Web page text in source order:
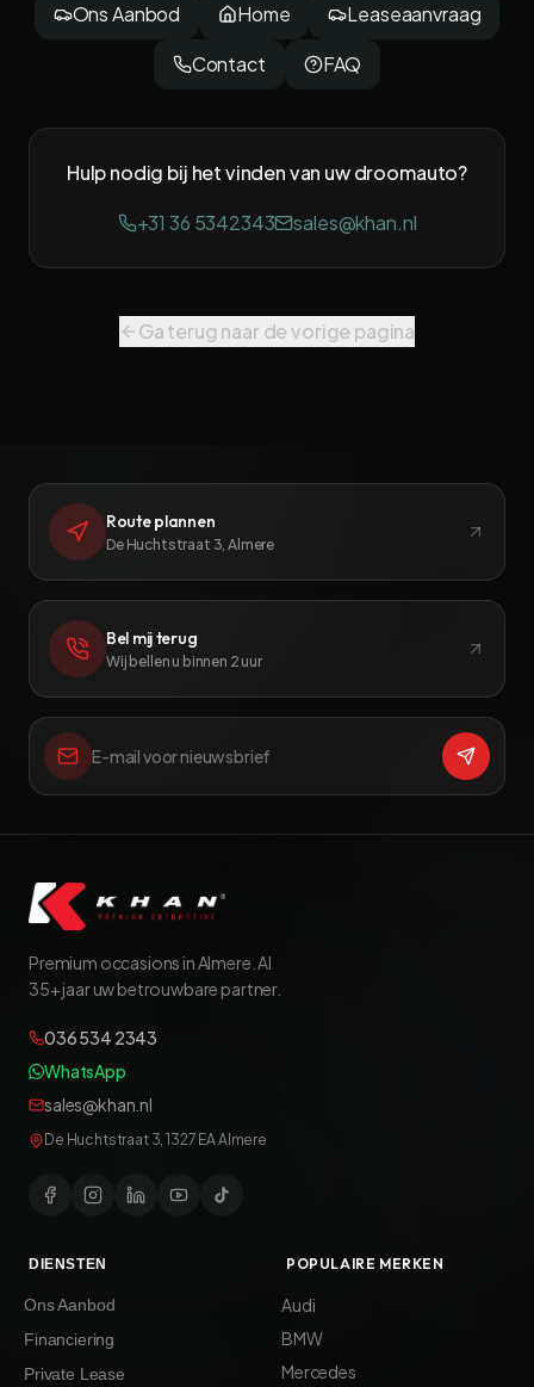
Ons Aanbod Home
Leaseaanvraag
Contact
FAQ
Hulp nodig bij het vinden van uw droomauto?
+31 36 5342343
sales@khan.nl
Ga terug naar de vorige pagina
Route plannen
De Huchtstraat 3, Almere
Bel mij terug
Wij bellen u binnen 2 uur
Premium occasions in Almere. Al
35+ jaar uw betrouwbare partner.
036 534 2343
WhatsApp
sales@khan.nl
De Huchtstraat 3, 1327 EA Almere
DIENSTEN
Ons Aanbod
Financiering
Private Lease
POPULAIRE MERKEN
Audi
BMW
Mercedes